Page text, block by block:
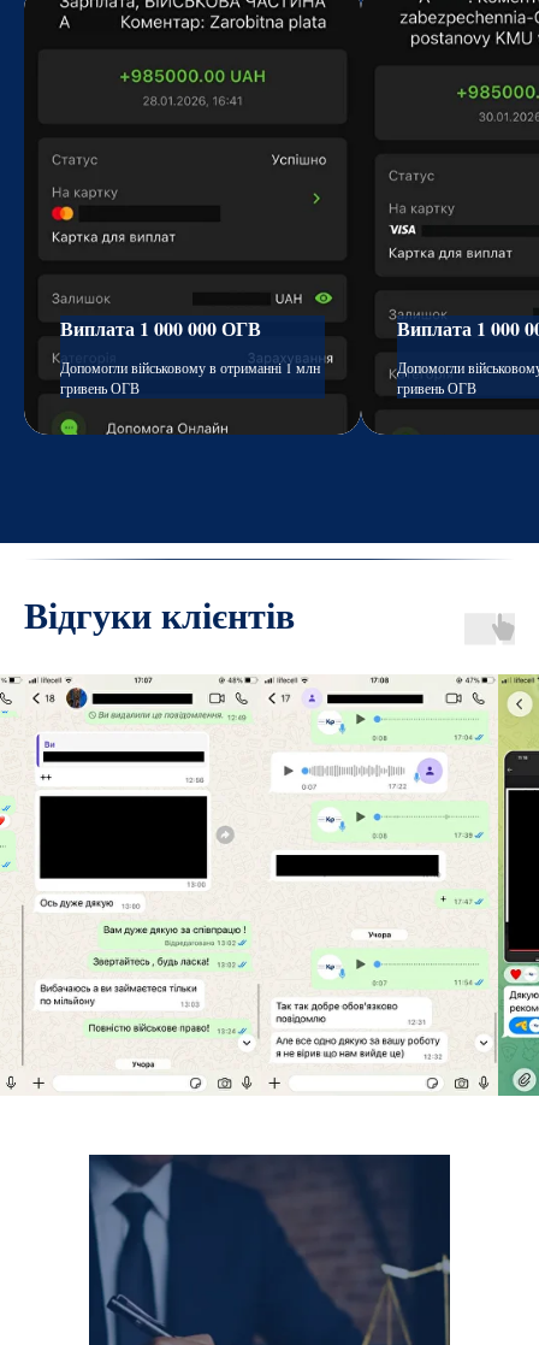
Виплата 1 000 000 ОГВ
Допомогли військовому в отриманні 1 млн
гривень ОГВ
Виплата 1 000
Допомогли
гривень ОГВ
Відгуки клієнтів